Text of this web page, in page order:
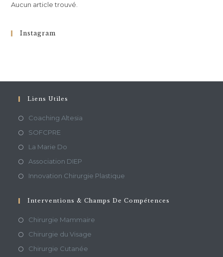
Aucun article trouvé.
Instagram
Liens Utiles
Coaching Altesia
SOFCPRE
La Marie Do
Association DIEP
Innovation Chirurgie Plastique
Interventions & Champs De Compétences
Chirurgie Mammaire
Chirurgie du Visage
Chirurgie Cutanée